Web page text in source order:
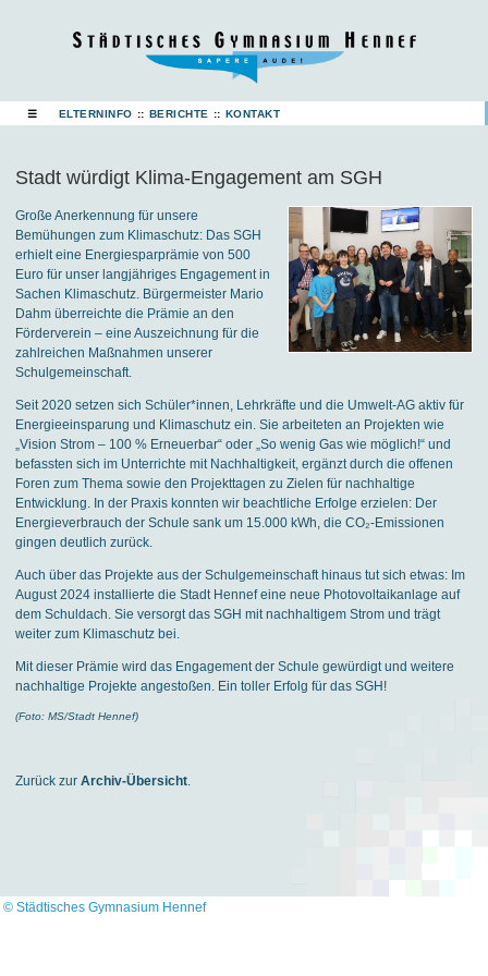
☰ ELTERNINFO :: BERICHTE :: KONTAKT
Stadt würdigt Klima-Engagement am SGH
Große Anerkennung für unsere
Bemühungen zum Klimaschutz: Das SGH
erhielt eine Energiesparprämie von 500
Euro für unser langjähriges Engagement in
Sachen Klimaschutz. Bürgermeister Mario
Dahm überreichte die Prämie an den
Förderverein – eine Auszeichnung für die
zahlreichen Maßnahmen unserer
Schulgemeinschaft.
Seit 2020 setzen sich Schüler*innen, Lehrkräfte und die Umwelt-AG aktiv für
Energieeinsparung und Klimaschutz ein. Sie arbeiteten an Projekten wie
„Vision Strom – 100 % Erneuerbar“ oder „So wenig Gas wie möglich!“ und
befassten sich im Unterrichte mit Nachhaltigkeit, ergänzt durch die offenen
Foren zum Thema sowie den Projekttagen zu Zielen für nachhaltige
Entwicklung. In der Praxis konnten wir beachtliche Erfolge erzielen: Der
Energieverbrauch der Schule sank um 15.000 kWh, die CO₂-Emissionen
gingen deutlich zurück.
Auch über das Projekte aus der Schulgemeinschaft hinaus tut sich etwas: Im
August 2024 installierte die Stadt Hennef eine neue Photovoltaikanlage auf
dem Schuldach. Sie versorgt das SGH mit nachhaltigem Strom und trägt
weiter zum Klimaschutz bei.
Mit dieser Prämie wird das Engagement der Schule gewürdigt und weitere
nachhaltige Projekte angestoßen. Ein toller Erfolg für das SGH!
(Foto: MS/Stadt Hennef)
Zurück zur Archiv-Übersicht
© Städtisches Gymnasium Hennef